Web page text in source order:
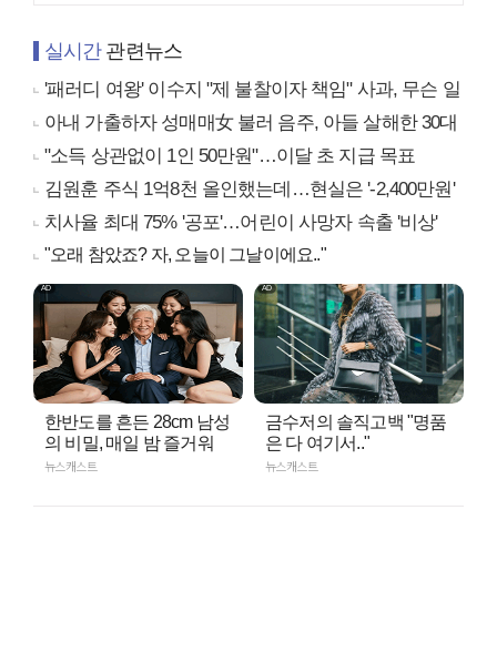
실시간관련뉴스
'패러디 여왕' 이수지 "제 불찰이자 책임" 사과, 무슨 일
아내 가출하자 성매매女 불러 음주, 아들 살해한 30대
"소득 상관없이 1인 50만원"…이달 초 지급 목표
김원훈 주식 1억8천 올인했는데…현실은 '-2,400만원'
치사율 최대 75% '공포'…어린이 사망자 속출 '비상'
"오래 참았죠? 자, 오늘이 그날이에요.."
한반도를 흔든 28cm 남성
의 비밀, 매일 밤 즐거워
뉴스캐스트
금수저의 솔직고백 "명품
은 다 여기서.."
뉴스캐스트